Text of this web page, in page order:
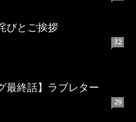
びとご挨拶
32
最終話】ラブレター
29